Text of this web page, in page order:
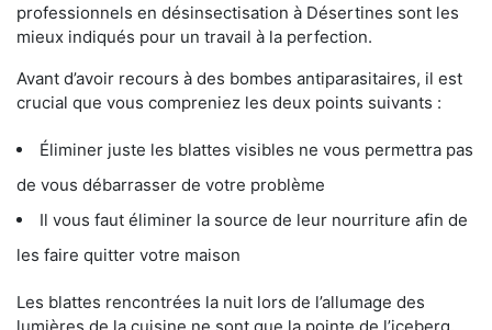
professionnels en désinsectisation à Désertines sont les
mieux indiqués pour un travail à la perfection.
Avant d’avoir recours à des bombes antiparasitaires, il est
crucial que vous compreniez les deux points suivants :
Éliminer juste les blattes visibles ne vous permettra pas
de vous débarrasser de votre problème
Il vous faut éliminer la source de leur nourriture afin de
les faire quitter votre maison
Les blattes rencontrées la nuit lors de l’allumage des